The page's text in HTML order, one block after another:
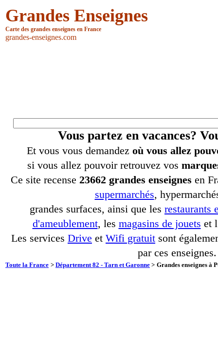
Grandes Enseignes
Carte des grandes enseignes en France
grandes-enseignes.com
Vous partez en vacances?
Et vous vous demandez où vous allez
si vous allez pouvoir retrouvez vos
Ce site recense 23662 grandes enseignes en
supermarchés,
grandes surfaces, ainsi que les restaurants
d'ameublement, les magasins de jouets et
Les services Drive et Wifi gratuit sont
par ces enseignes.
Toute la France > Département 82 - Tarn et Garonne > Grandes enseignes à